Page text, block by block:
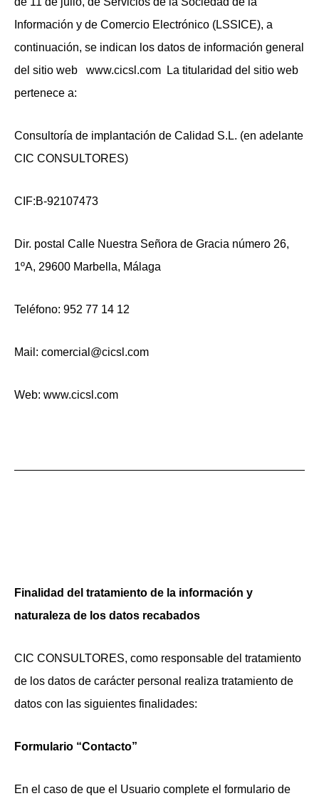
Información y de Comercio Electrónico (LSSICE), a
continuación, se indican los datos de información general
del sitio web
www.cicsl.com
La titularidad del sitio web
pertenece a:
Consultoría de implantación de Calidad S.L. (en adelante
CIC CONSULTORES)
CIF:B-92107473
Dir. postal Calle Nuestra Señora de Gracia número 26,
1ºA, 29600 Marbella, Málaga
Teléfono: 952 77 14 12
Mail: comercial@cicsl.com
Web: www.cicsl.com
Finalidad del tratamiento de la información y
naturaleza de los datos recabados
CIC CONSULTORES, como responsable del tratamiento
de los datos de carácter personal realiza tratamiento de
datos con las siguientes finalidades:
Formulario “Contacto”
En el caso de que el Usuario complete el formulario de